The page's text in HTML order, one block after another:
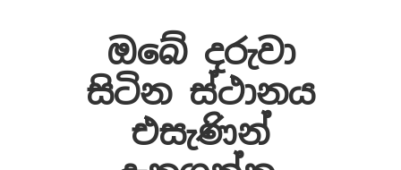
ඔබේ දරුවා
සිටින ස්ථානය
එසැණින්